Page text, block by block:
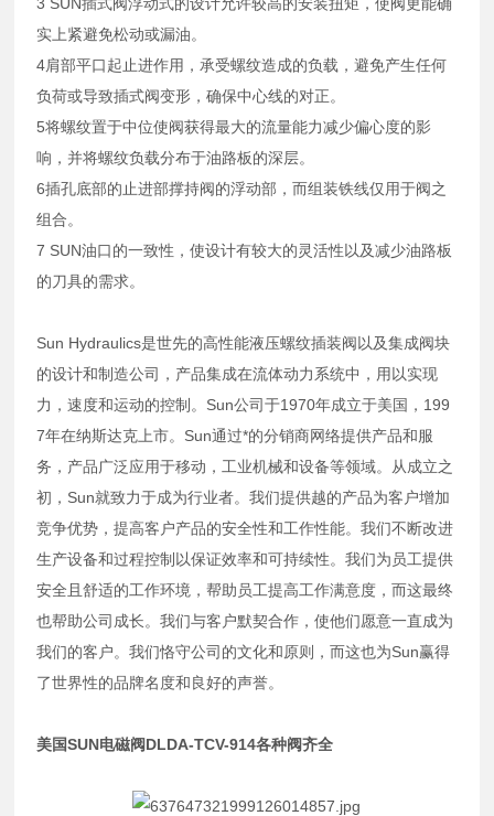
实上紧避免松动或漏油。
4肩部平口起止进作用，承受螺纹造成的负载，避免产生任何
负荷或导致插式阀变形，确保中心线的对正。
5将螺纹置于中位使阀获得最大的流量能力减少偏心度的影
响，并将螺纹负载分布于油路板的深层。
6插孔底部的止进部撑持阀的浮动部，而组装铁线仅用于阀之
组合。
7 SUN油口的一致性，使设计有较大的灵活性以及减少油路板
的刀具的需求。
Sun Hydraulics是世先的高性能液压螺纹插装阀以及集成阀块
的设计和制造公司，产品集成在流体动力系统中，用以实现
力，速度和运动的控制。Sun公司于1970年成立于美国，199
7年在纳斯达克上市。Sun通过*的分销商网络提供产品和服
务，产品广泛应用于移动，工业机械和设备等领域。从成立之
初，Sun就致力于成为行业者。我们提供越的产品为客户增加
竞争优势，提高客户产品的安全性和工作性能。我们不断改进
生产设备和过程控制以保证效率和可持续性。我们为员工提供
安全且舒适的工作环境，帮助员工提高工作满意度，而这最终
也帮助公司成长。我们与客户默契合作，使他们愿意一直成为
我们的客户。我们恪守公司的文化和原则，而这也为Sun赢得
了世界性的品牌名度和良好的声誉。
美国SUN电磁阀DLDA-TCV-914各种阀齐全